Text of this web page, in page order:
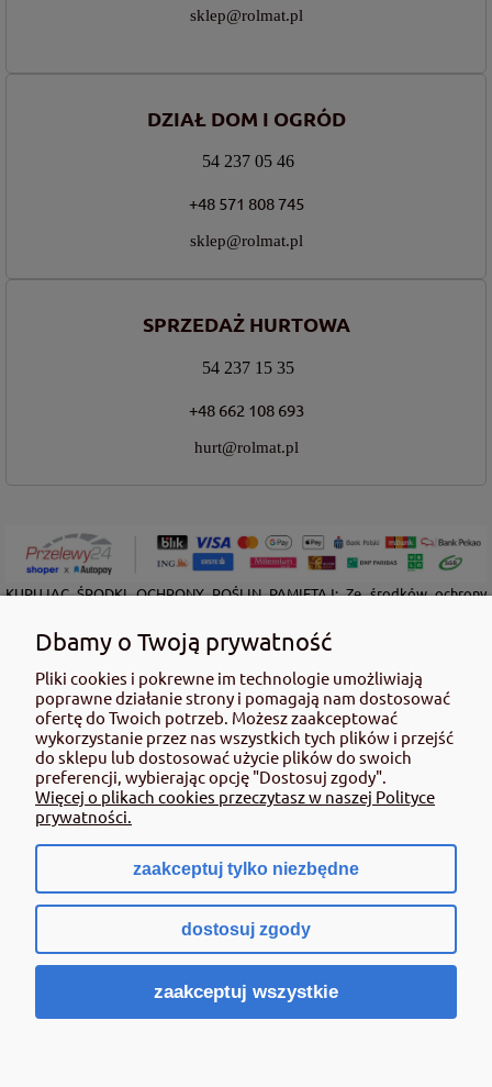
sklep@rolmat.pl
DZIAŁ DOM I OGRÓD
54 237 05 46
+48 571 808 745
sklep@rolmat.pl
SPRZEDAŻ HURTOWA
54 237 15 35
+48 662 108 693
hurt@rolmat.pl
KUPUJĄC ŚRODKI OCHRONY ROŚLIN PAMIĘTAJ: Ze środków ochrony
użyciem przeczytaj informacje zamieszczone w etykiecie i informacje
dotyczące produktu. Zwróć uwagę na zwroty wskazujące rodzaj zagrożenia
oraz przestrzegaj środków bezpieczeństwa zamieszczonych w etykiecie.
Środki ochrony roślin do użytku profesjonalnego mogą być nabyte tylko i
wyłącznie przez osoby pełnoletnie oraz posiadające kwalifikacje
wymagane od osób nabywających środki ochrony roślin określone w
ustawie (art. 28 Ustawy z dn. 8 marca 2013 r. o Środkach Ochrony Roślin Dz.
Ustw 2020 poz.2097 z pózn. zm.) Niespełnienie powyższych warunków jest
złamaniem regulaminu sklepu.
Sklep internetowy Shoper.pl
Dbamy o Twoją prywatność
Pliki cookies i pokrewne im technologie umożliwiają
poprawne działanie strony i pomagają nam dostosować
ofertę do Twoich potrzeb. Możesz zaakceptować
wykorzystanie przez nas wszystkich tych plików i przejść
do sklepu lub dostosować użycie plików do swoich
preferencji, wybierając opcję "Dostosuj zgody".
Więcej o plikach cookies przeczytasz w naszej Polityce
prywatności.
zaakceptuj tylko niezbędne
dostosuj zgody
zaakceptuj wszystkie